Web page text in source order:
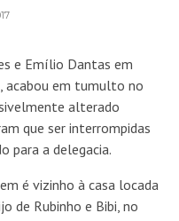
e Emílio Dantas em
acabou em tumulto no
alterado
que ser interrompidas
para a delegacia.
é vizinho à casa locada
de Rubinho e Bibi, no